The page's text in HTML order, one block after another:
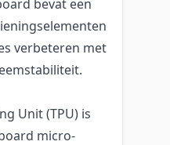
bevat een
verbeteren met
Unit (TPU) is
micro-